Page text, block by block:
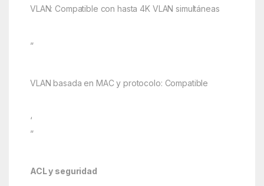
VLAN: Compatible con hasta 4K VLAN simultáneas
”
VLAN basada en MAC y protocolo: Compatible
‘
”
ACL y seguridad